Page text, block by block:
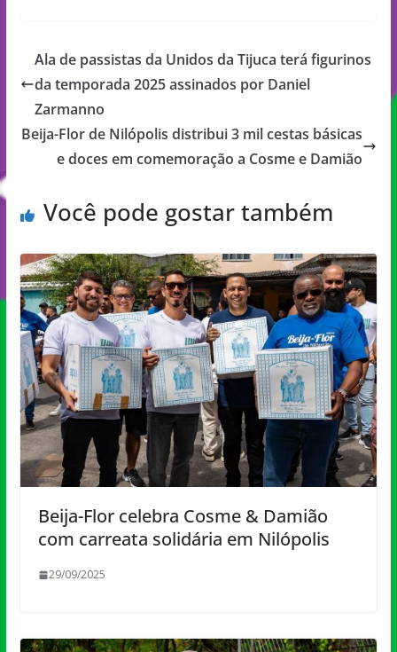
Ala de passistas da Unidos da Tijuca terá figurinos
da temporada 2025 assinados por Daniel
Zarmanno
Beija-Flor de Nilópolis distribui 3 mil cestas básicas
e doces em comemoração a Cosme e Damião
Você pode gostar também
Beija-Flor celebra Cosme & Damião
com carreata solidária em Nilópolis
29/09/2025